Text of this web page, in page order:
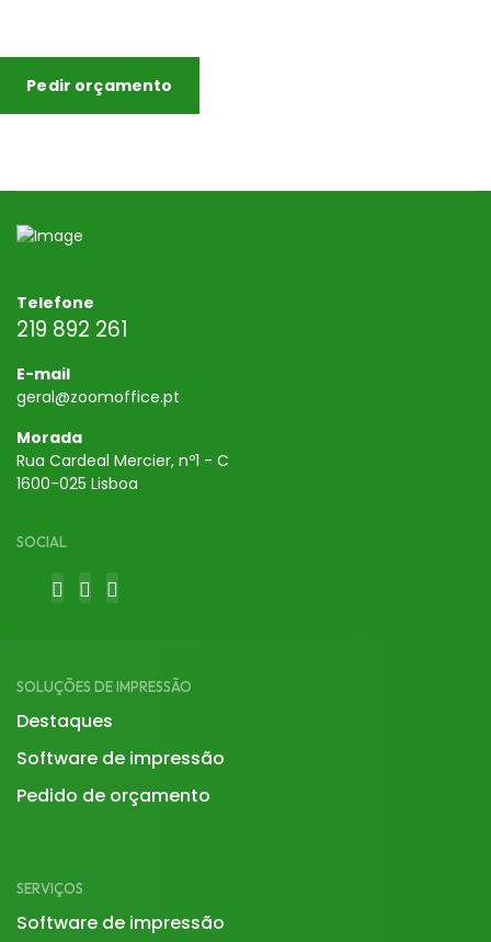
Pedir orçamento
Telefone
219 892 261
E-mail
geral@zoomoffice.pt
Morada
Rua Cardeal Mercier, nº1 - C
1600-025 Lisboa
SOCIAL
SOLUÇÕES DE IMPRESSÃO
Destaques
Software de impressão
Pedido de orçamento
SERVIÇOS
Software de impressão